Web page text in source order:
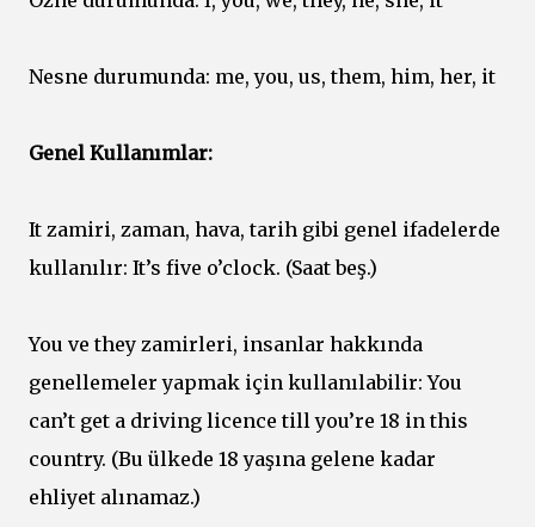
Nesne durumunda: me, you, us, them, him, her, it
Genel Kullanımlar:
It zamiri, zaman, hava, tarih gibi genel ifadelerde
kullanılır: It’s five o’clock. (Saat beş.)
You ve they zamirleri, insanlar hakkında
genellemeler yapmak için kullanılabilir: You
can’t get a driving licence till you’re 18 in this
country. (Bu ülkede 18 yaşına gelene kadar
ehliyet alınamaz.)